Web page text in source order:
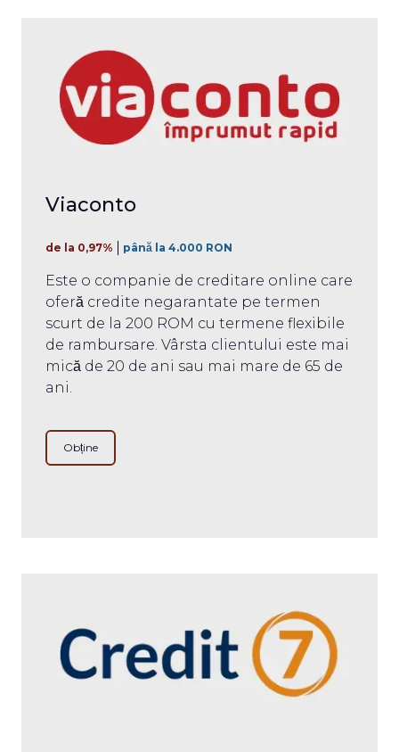
Viaconto
de la 0,97% până la 4.000 RON
Este o companie de creditare online care
oferă credite negarantate pe termen
scurt de la 200 ROM cu termene flexibile
de rambursare. Vârsta clientului este mai
mică de 20 de ani sau mai mare de 65 de
ani.
Obține